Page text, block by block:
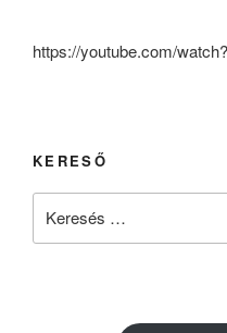
https://youtube.com/
KERESŐ